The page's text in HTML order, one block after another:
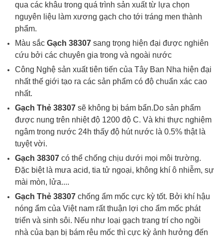
qua các khâu trong quá trình sản xuất từ lựa chọn
nguyên liệu làm xương gạch cho tới tráng men thành
phẩm.
Màu sắc Gạch 38307 sang trọng hiện đại được nghiên
cứu bởi các chuyên gia trong và ngoài nước
Công Nghệ sản xuất tiên tiến của Tây Ban Nha hiện đại
nhất thế giới tạo ra các sản phẩm có độ chuẩn xác cao
nhất.
Gạch Thẻ 38307 sẽ không bị bám bẩn.Do sản phẩm
được nung trên nhiệt độ 1200 độ C. Và khi thực nghiệm
ngâm trong nước 24h thấy độ hút nước là 0.5% thật là
tuyệt vời.
Gạch 38307 có thể chống chịu dưới mọi môi trường.
Đặc biệt là mưa acid, tia tử ngoại, không khí ô nhiễm, sự
mài mòn, lửa....
Gạch Thẻ 38307 chống ẩm mốc cực kỳ tốt. Bởi khí hậu
nóng ẩm của Việt nam rất thuận lợi cho ẩm mốc phát
triển và sinh sôi. Nếu như loại gạch trang trí cho ngồi
nhà của bạn bị bám rêu mốc thì cực kỳ ảnh hưởng đến